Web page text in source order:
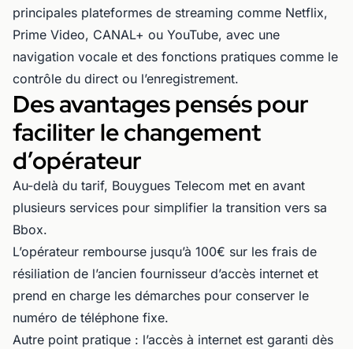
principales plateformes de streaming comme Netflix,
Prime Video, CANAL+ ou YouTube, avec une
navigation vocale et des fonctions pratiques comme le
contrôle du direct ou l’enregistrement.
Des avantages pensés pour
faciliter le changement
d’opérateur
Au-delà du tarif, Bouygues Telecom met en avant
plusieurs services pour simplifier la transition vers sa
Bbox.
L’opérateur rembourse jusqu’à 100€ sur les frais de
résiliation de l’ancien fournisseur d’accès internet et
prend en charge les démarches pour conserver le
numéro de téléphone fixe.
Autre point pratique : l’accès à internet est garanti dès